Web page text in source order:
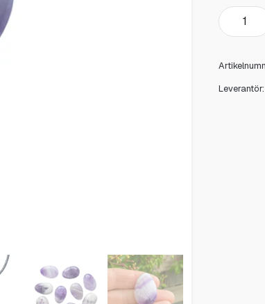
Leverantör: